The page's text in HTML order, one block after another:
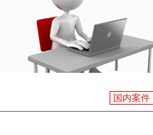
国内案件